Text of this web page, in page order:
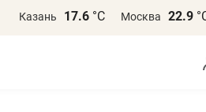
Казань 17.6 °С Москва 22.9